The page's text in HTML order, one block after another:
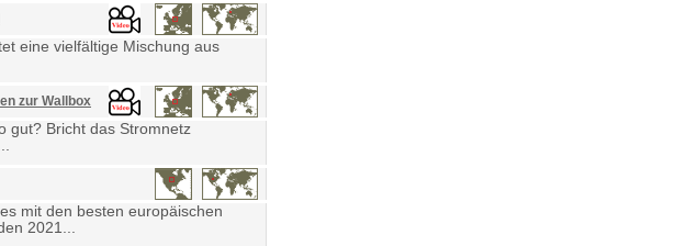
eine vielfältige Mischung aus
zur Wallbox
gut? Bricht das Stromnetz
mit den besten europäischen
2021...